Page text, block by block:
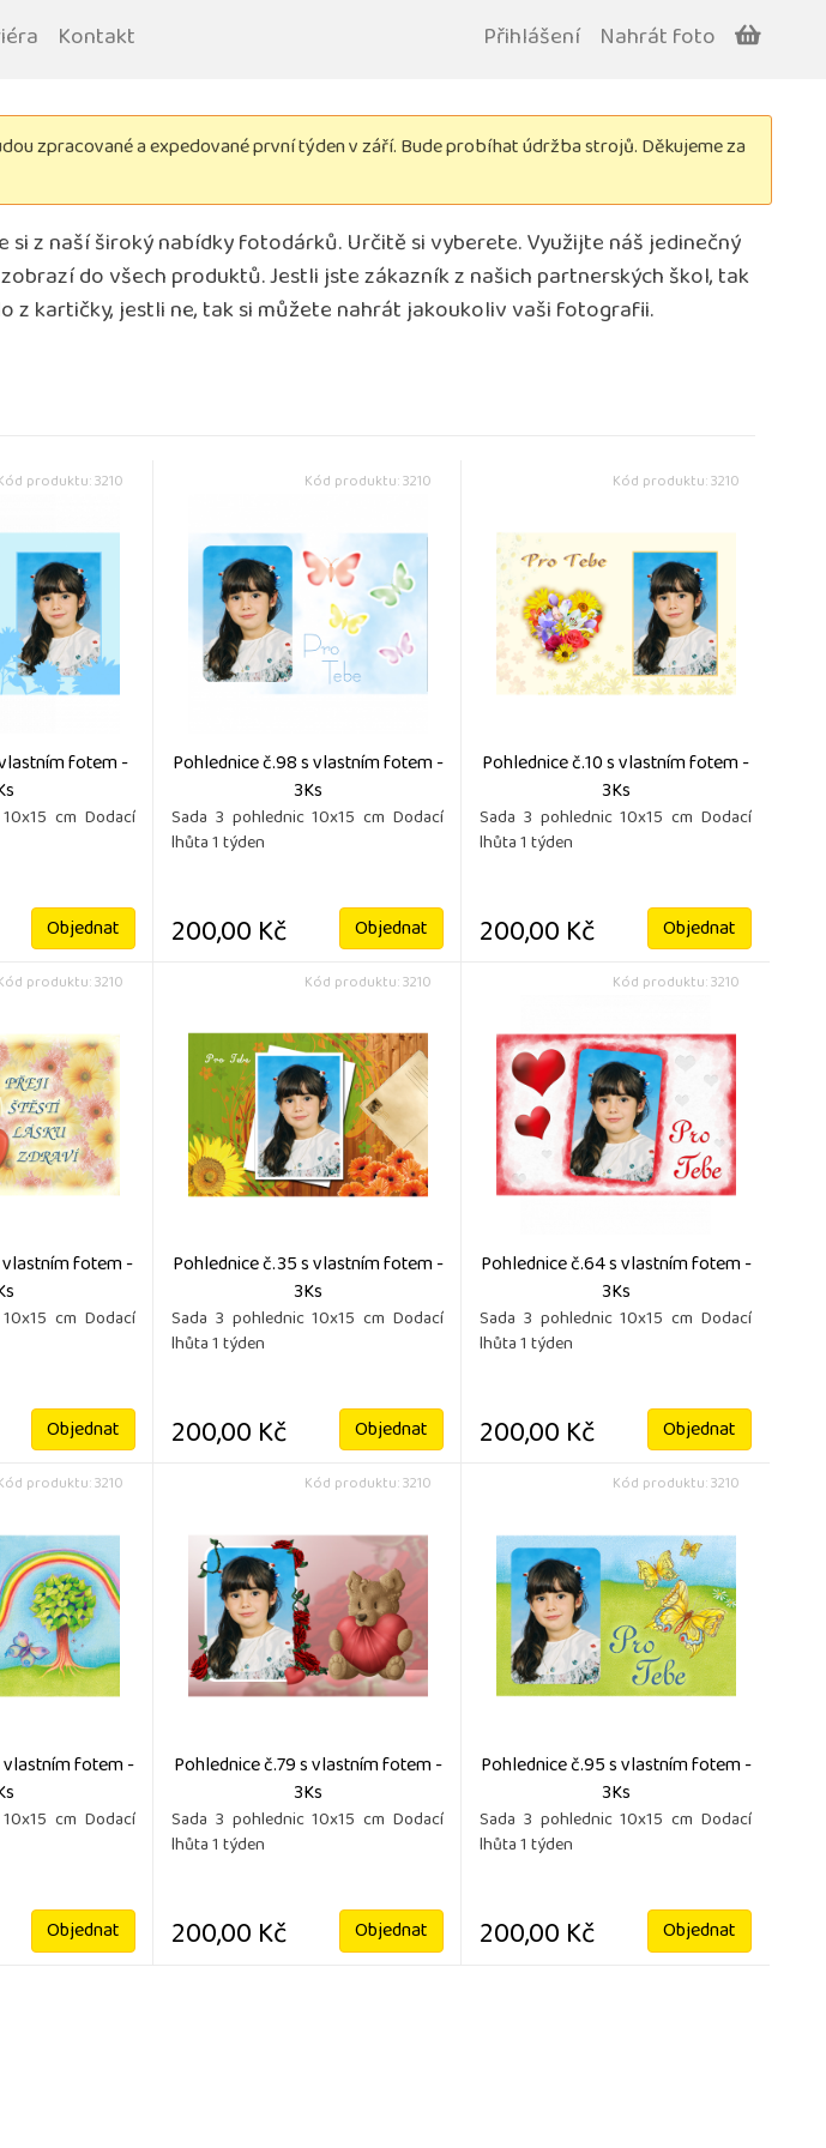
Kontakt Přihlášení Nahrát foto
zpracované a expedované první týden v září. Bude probíhat údržba strojů. Děkujeme za
z naší široký nabídky fotodárků. Určitě si vyberete. Využijte náš jedinečný
do všech produktů. Jestli jste zákazník z našich partnerských škol, tak
kartičky, jestli ne, tak si můžete nahrát jakoukoliv vaši fotografii.
produktu: 3210
fotem -
cm Dodací
Objednat
Kód produktu: 3210
Pohlednice č.98 s vlastním fotem -
3Ks
Sada 3 pohlednic 10x15 cm Dodací
lhůta 1 týden
200,00 Kč Objednat
Kód produktu: 3210
Pohlednice č.10 s vlastním fotem -
3Ks
Sada 3 pohlednic 10x15 cm Dodací
lhůta 1 týden
200,00 Kč Objednat
produktu: 3210
vlastním fotem -
cm Dodací
Objednat
Kód produktu: 3210
Pohlednice č.35 s vlastním fotem -
3Ks
Sada 3 pohlednic 10x15 cm Dodací
lhůta 1 týden
200,00 Kč Objednat
Kód produktu: 3210
Pohlednice č.64 s vlastním fotem -
3Ks
Sada 3 pohlednic 10x15 cm Dodací
lhůta 1 týden
200,00 Kč Objednat
produktu: 3210
vlastním fotem -
cm Dodací
Objednat
Kód produktu: 3210
Pohlednice č.79 s vlastním fotem -
3Ks
Sada 3 pohlednic 10x15 cm Dodací
lhůta 1 týden
200,00 Kč Objednat
Kód produktu: 3210
Pohlednice č.95 s vlastním fotem -
3Ks
Sada 3 pohlednic 10x15 cm Dodací
lhůta 1 týden
200,00 Kč Objednat